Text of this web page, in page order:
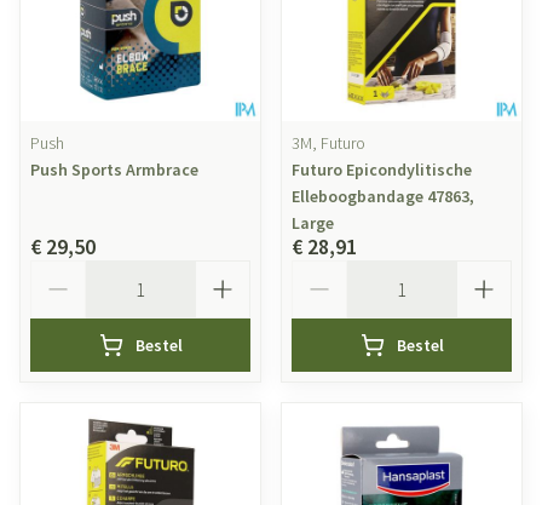
Push
Push Sports Armbrace
€ 29,50
Bestel
3M, Futuro
Futuro Epicondylitische
Elleboogbandage 47863,
Large
€ 28,91
Bestel